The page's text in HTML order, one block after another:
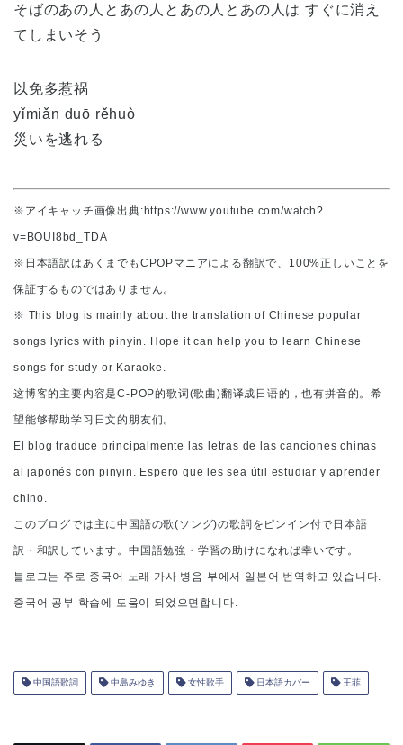
そばのあの人とあの人とあの人とあの人は すぐに消え
てしまいそう
以免多惹祸
yǐmiǎn duō rěhuò
災いを逃れる
※アイキャッチ画像出典:https://www.youtube.com/watch?
v=BOUI8bd_TDA
※日本語訳はあくまでもCPOPマニアによる翻訳で、100%正しいことを
保証するものではありません。
※ This blog is mainly about the translation of Chinese popular
songs lyrics with pinyin. Hope it can help you to learn Chinese
songs for study or Karaoke.
这博客的主要内容是C-POP的歌词(歌曲)翻译成日语的，也有拼音的。希
望能够帮助学习日文的朋友们。
El blog traduce principalmente las letras de las canciones chinas
al japonés con pinyin. Espero que les sea útil estudiar y aprender
chino.
このブログでは主に中国語の歌(ソング)の歌詞をピンイン付で日本語
訳・和訳しています。中国語勉強・学習の助けになれば幸いです。
블로그는 주로 중국어 노래 가사 병음 부에서 일본어 번역하고 있습니다.
중국어 공부 학습에 도움이 되었으면합니다.
中国語歌詞 中島みゆき 女性歌手 日本語カバー 王菲